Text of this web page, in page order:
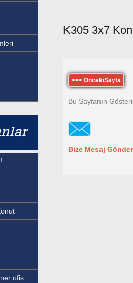
ofis
K305 3x7
<<< ÖncekiSayfa
Bu Sayfanın
Bize Mesaj